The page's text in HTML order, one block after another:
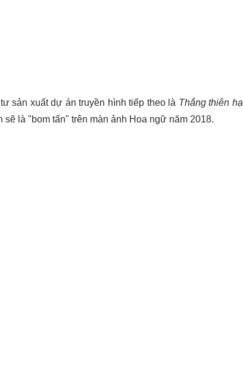
sản xuất dự án truyền hình tiếp theo là Thắng thiên hạ
là "bom tấn" trên màn ảnh Hoa ngữ năm 2018.